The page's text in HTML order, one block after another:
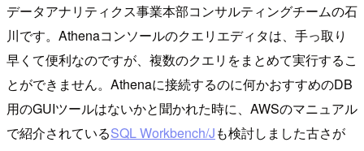
データアナリティクス事業本部コンサルティングチームの石
川です。Athenaコンソールのクエリエディタは、手っ取り
早くて便利なのですが、複数のクエリをまとめて実行するこ
とができません。Athenaに接続するのに何かおすすめのDB
用のGUIツールはないかと聞かれた時に、AWSのマニュアル
で紹介されているSQL Workbench/Jも検討しました古さが